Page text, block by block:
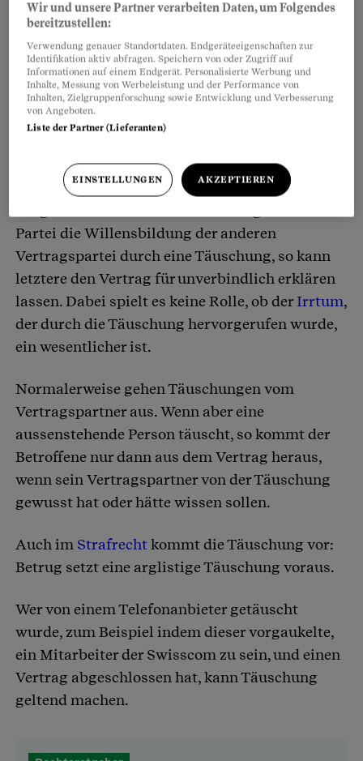
vorgespiegelt werden, oder passiv durch das
Verschweigen von Tatsachen – sofern eine
Aufklärungspflicht besteht.
Im juristischen Sinne sind absichtliche
Täuschungen zum Beispiel im
relevant. EinVertragwird abgeschlossen, indem
übereinstimmende Willenserklärungen
Partei die Willensbildung der anderen
Vertragspartei durch eine Täuschung, so kann
letztere den Vertrag für unverbindlich erklären
lassen. Dabei spielt es keine Rolle, ob derIrrtum,
der durch die Täuschung hervorgerufen wurde,
ein wesentlicher ist.
Normalerweise gehen Täuschungen vom
Vertragspartner aus. Wenn aber eine
aussenstehende Person täuscht, so kommt der
Betroffene nur dann aus dem Vertrag heraus,
wenn sein Vertragspartner von der Täuschung
gewusst hat oder hätte wissen sollen.
Auch im Strafrechtkommt die Täuschung vor:
Betrug setzt eine arglistige Täuschung voraus.
Wer von einem Telefonanbieter getäuscht
wurde, zum Beispiel indem dieser vorgaukelte,
ein Mitarbeiter der Swisscom zu sein, und einen
Vertrag abgeschlossen hat, kann Täuschung
geltend machen.
Wir und unsere Partner verarbeiten Daten, um Folgendes
bereitzustellen:
Verwendung genauer Standortdaten. Endgeräteeigenschaften zur
Identifikation aktiv abfragen. Speichern von oder Zugriff auf
Informationen auf einem Endgerät. Personalisierte Werbung und
Inhalte, Messung von Werbeleistung und der Performance von
Inhalten, Zielgruppenforschung sowie Entwicklung und Verbesserung
von Angeboten.
Liste der Partner (Lieferanten)
EINSTELLUNGEN AKZEPTIEREN